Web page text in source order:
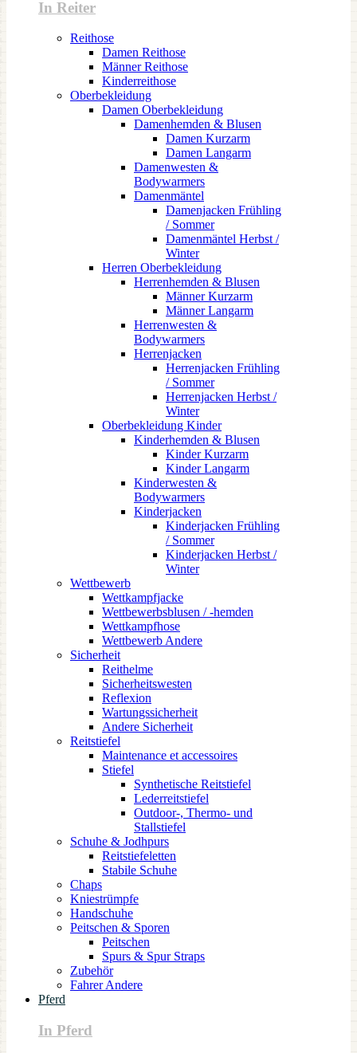
In Reiter
Reithose
Damen Reithose
Männer Reithose
Kinderreithose
Oberbekleidung
Damen Oberbekleidung
Damenhemden & Blusen
Damen Kurzarm
Damen Langarm
Damenwesten &
Bodywarmers
Damenmäntel
Damenjacken Frühling
/ Sommer
Damenmäntel Herbst /
Winter
Herren Oberbekleidung
Herrenhemden & Blusen
Männer Kurzarm
Männer Langarm
Herrenwesten &
Bodywarmers
Herrenjacken
Herrenjacken Frühling
/ Sommer
Herrenjacken Herbst /
Winter
Oberbekleidung Kinder
Kinderhemden & Blusen
Kinder Kurzarm
Kinder Langarm
Kinderwesten &
Bodywarmers
Kinderjacken
Kinderjacken Frühling
/ Sommer
Kinderjacken Herbst /
Winter
Wettbewerb
Wettkampfjacke
Wettbewerbsblusen / -hemden
Wettkampfhose
Wettbewerb Andere
Sicherheit
Reithelme
Sicherheitswesten
Reflexion
Wartungssicherheit
Andere Sicherheit
Reitstiefel
Maintenance et accessoires
Stiefel
Synthetische Reitstiefel
Lederreitstiefel
Outdoor-, Thermo- und
Stallstiefel
Schuhe & Jodhpurs
Reitstiefeletten
Stabile Schuhe
Chaps
Kniestrümpfe
Handschuhe
Peitschen & Sporen
Peitschen
Spurs & Spur Straps
Zubehör
Fahrer Andere
Pferd
In Pferd